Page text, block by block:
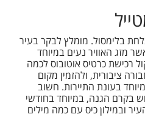
בלימסול. מומלץ לבקר בעיר
מזג האוויר נעים במיוחד
רכישת כרטיס אוטובוס לכמה
ציבורית, ולהזמין מקום
בעונת התיירות. חשוב
בקרם הגנה, במיוחד בחודשי
ובמילון כיס עם כמה מילים